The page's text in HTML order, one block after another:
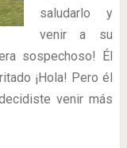
saludarlo y
venir a su
sospechoso! Él
¡Hola! Pero él
venir más